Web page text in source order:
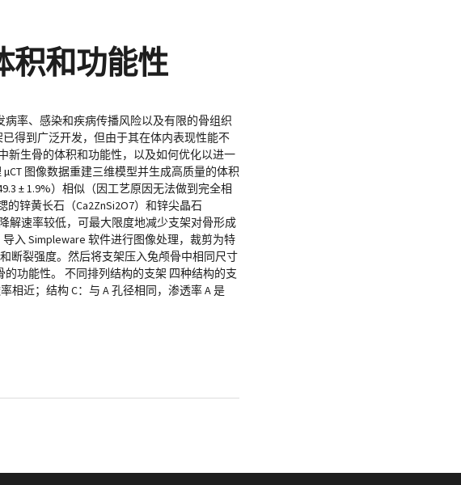
积和功能性
率、感染和疾病传播风险以及有限的骨组织
得到广泛开发，但由于其在体内表现性能不
新生骨的体积和功能性，以及如何优化以进一
图像数据重建三维模型并生成高质量的体积
± 1.9%）相似（因工艺原因无法做到完全相
锌黄长石（Ca2ZnSi2O7）和锌尖晶石
解速率较低，可最大限度地减少支架对骨形成
入 Simpleware 软件进行图像处理，裁剪为特
断裂强度。然后将支架压入兔颅骨中相同尺寸
功能性。 不同排列结构的支架 四种结构的支
相近；结构 C：与 A 孔径相同，渗透率 A 是